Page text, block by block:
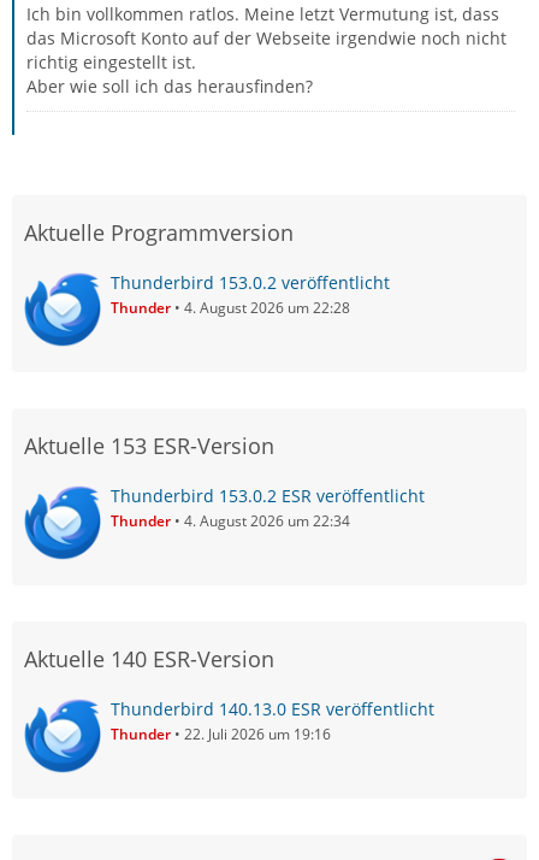
Ich bin vollkommen ratlos. Meine letzt Vermutung ist, dass
das Microsoft Konto auf der Webseite irgendwie noch nicht
richtig eingestellt ist.
Aber wie soll ich das herausfinden?
Aktuelle Programmversion
Thunderbird 153.0.2 veröffentlicht
Thunder 4. August 2026 um 22:28
Aktuelle 153 ESR-Version
Thunderbird 153.0.2 ESR veröffentlicht
Thunder 4. August 2026 um 22:34
Aktuelle 140 ESR-Version
Thunderbird 140.13.0 ESR veröffentlicht
Thunder 22. Juli 2026 um 19:16